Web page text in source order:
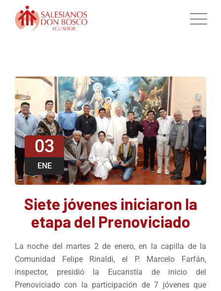
03
ENE
Siete jóvenes iniciaron la
etapa del Prenoviciado
La noche del martes 2 de enero, en la capilla de la
Comunidad Felipe Rinaldi, el P. Marcelo Farfán,
inspector, presidió la Eucaristía de inicio del
Prenoviciado con la participación de 7 jóvenes que